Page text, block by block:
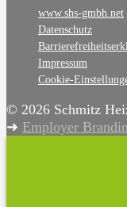
www.shs-gmbh.net
Datenschutz
Impressum
Cookie-
© 2026 Schmitz
➜ Employer